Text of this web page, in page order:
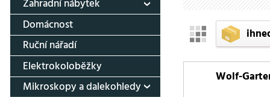
Zahradní nábytek
Domácnost
Ruční nářadí
Elektrokoloběžky
Mikroskopy a dalekohledy
kypřiče půdy
Lopatky
malé hrábě
motyčky
Wolf-